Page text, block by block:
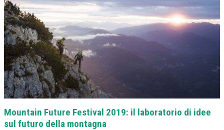
Mountain Future Festival 2019: il laboratorio di idee
sul futuro della montagna